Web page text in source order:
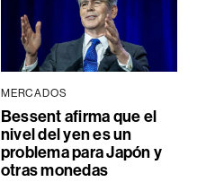
MERCADOS
Bessent afirma que el
nivel del yen es un
problema para Japón y
otras monedas